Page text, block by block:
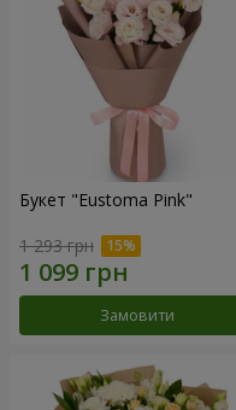
Букет "Eustoma Pink"
1 293 грн
Замовити